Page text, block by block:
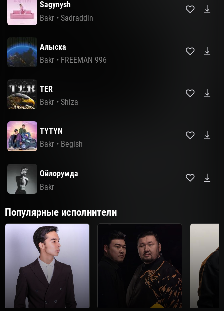
Sagynysh
Bakr • Sadraddin
Алыска
Bakr • FREEMAN 996
TER
Bakr • Shiza
TYTYN
Bakr • Begish
Ойлорумда
Bakr
Популярные исполнители